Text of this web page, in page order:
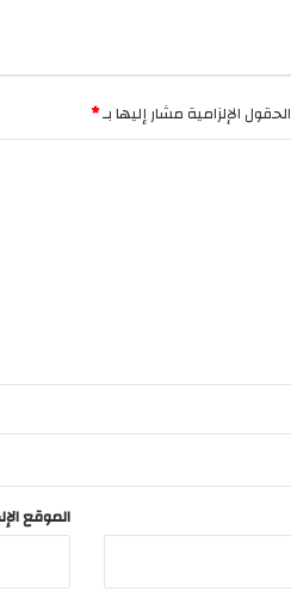
الحقول الإلزامية مشار إليها بـ*
الموقع